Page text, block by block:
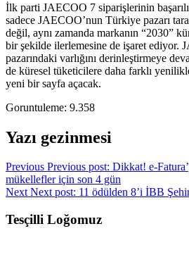
İlk parti JAECOO 7 siparişlerinin
sadece JAECOO’nun Türkiye pazarı
değil, aynı zamanda markanın “2030”
bir şekilde ilerlemesine de işaret ediyor.
pazarındaki varlığını derinleştirmeye
de küresel tüketicilere daha farklı
yeni bir sayfa açacak.
Goruntuleme: 9.358
Yazı gezinmesi
Previous Previous post: Dikkat! e-
mükellefler için son 4 gün
Next Next post: 11 ödülden 8’i İBB
Tesçilli Loğomuz